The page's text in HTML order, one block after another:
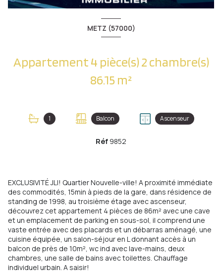
METZ (57000)
Appartement 4 pièce(s) 2 chambre(s)
86.15 m²
1 Balcon Ascenseur
Réf 9852
EXCLUSIVITÉ JLI! Quartier Nouvelle-ville! A proximité immédiate
des commodités, 15min à pieds de la gare, dans résidence de
standing de 1998, au troisième étage avec ascenseur,
découvrez cet appartement 4 pièces de 86m² avec une cave
et un emplacement de parking en sous-sol, il comprend une
vaste entrée avec des placards et un débarras aménagé, une
cuisine équipée, un salon-séjour en L donnant accès à un
balcon de près de 10m², wc ind avec lave-mains, deux
chambres, une salle de bains avec toilettes. Chauffage
individuel urbain. A saisir!